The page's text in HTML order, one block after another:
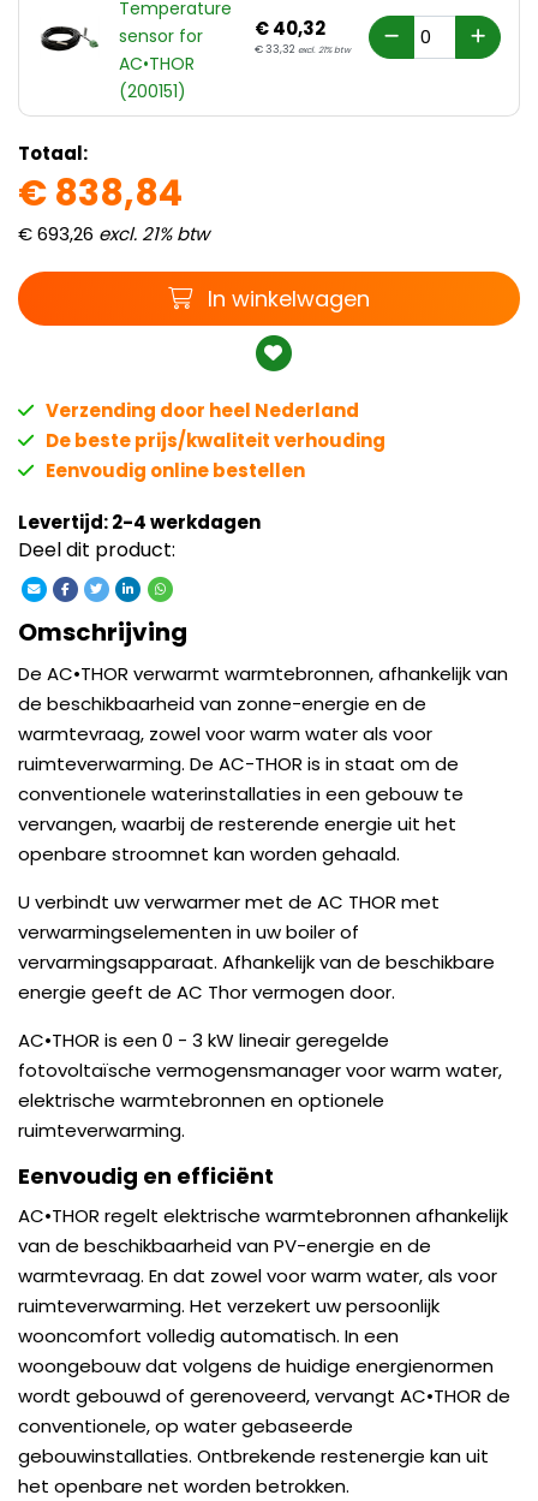
Temperature
sensor for
AC•THOR
(200151)
€40,32
€33,32 excl. 21% btw
Totaal:
€838,84
€693,26 excl. 21% btw
Winkelwagen
In winkelwagen
Verzending door heel Nederland
De beste prijs/kwaliteit verhouding
Eenvoudig online bestellen
Levertijd: 2-4 werkdagen
Deel dit product:
Omschrijving
De AC•THOR verwarmt warmtebronnen, afhankelijk van
de beschikbaarheid van zonne-energie en de
warmtevraag, zowel voor warm water als voor
ruimteverwarming. De AC-THOR is in staat om de
conventionele waterinstallaties in een gebouw te
vervangen, waarbij de resterende energie uit het
openbare stroomnet kan worden gehaald.
U verbindt uw verwarmer met de AC THOR met
verwarmingselementen in uw boiler of
vervarmingsapparaat. Afhankelijk van de beschikbare
energie geeft de AC Thor vermogen door.
AC•THOR is een 0 - 3 kW lineair geregelde
fotovoltaïsche vermogensmanager voor warm water,
elektrische warmtebronnen en optionele
ruimteverwarming.
Eenvoudig en efficiënt
AC•THOR regelt elektrische warmtebronnen afhankelijk
van de beschikbaarheid van PV-energie en de
warmtevraag. En dat zowel voor warm water, als voor
ruimteverwarming. Het verzekert uw persoonlijk
wooncomfort volledig automatisch. In een
woongebouw dat volgens de huidige energienormen
wordt gebouwd of gerenoveerd, vervangt AC•THOR de
conventionele, op water gebaseerde
gebouwinstallaties. Ontbrekende restenergie kan uit
het openbare net worden betrokken.